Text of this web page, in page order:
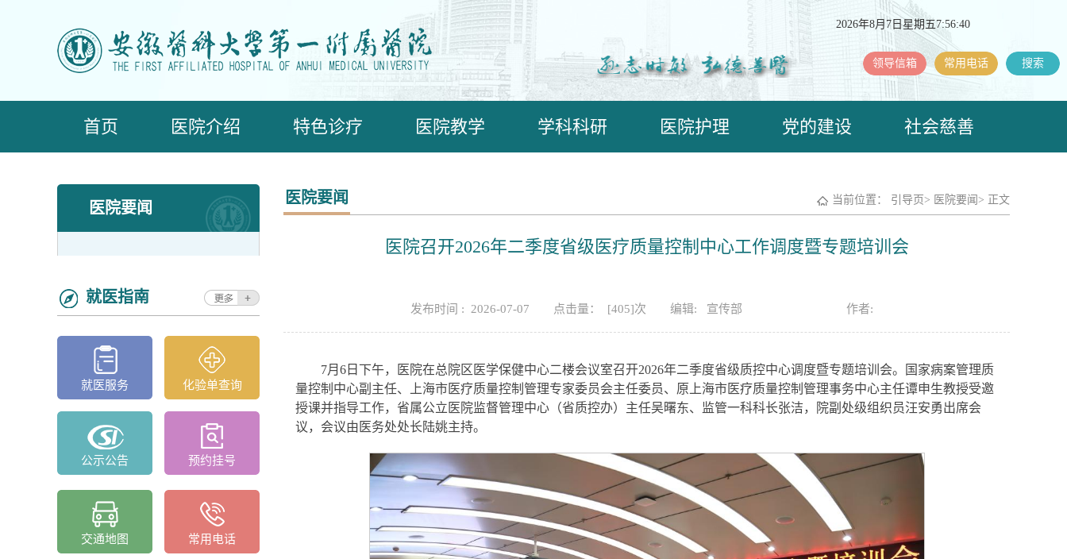
2026年8月7日星期五7:56:41
领导信箱 常用电话 搜索
首页 医院介绍 特色诊疗 医院教学 学科科研 医院护理 党的建设 社会慈善
医院要闻
就医指南
就医服务 化验单查询
公示公告 预约挂号
交通地图 常用电话
医院要闻 当前位置： 引导页> 医院要闻 > 正文
医院召开2026年二季度省级医疗质量控制中心工作调度暨专题培训会
发布时间 : 2026-07-07 点击量： [405]次 编辑: 宣传部 作者:
7月6日下午，医院在总院区医学保健中心二楼会议室召开2026年二季度省级质控中心调度暨专题培训会。国家病案管理质
量控制中心副主任、上海市医疗质量控制管理专家委员会主任委员、原上海市医疗质量控制管理事务中心主任谭申生教授受邀
授课并指导工作，省属公立医院监督管理中心（省质控办）主任吴曙东、监管一科科长张洁，院副处级组织员汪安勇出席会
议，会议由医务处处长陆姚主持。